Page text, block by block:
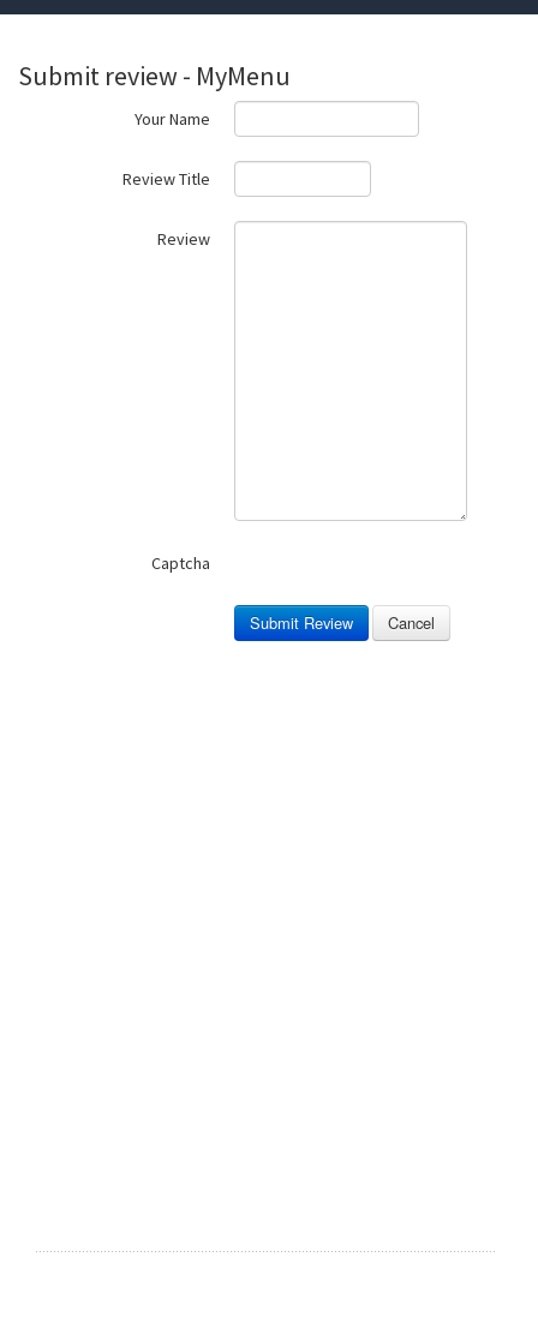
Submit review - MyMenu
Your Name
Review Title
Review
Captcha
Submit Review Cancel